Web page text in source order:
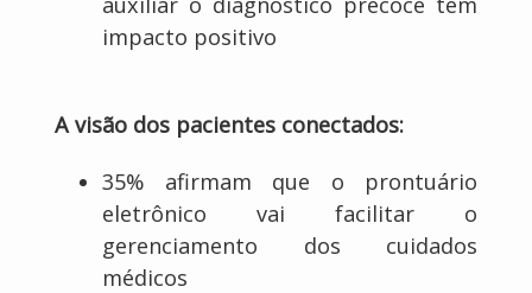
impacto positivo
A visão dos pacientes conectados:
35% afirmam que o prontuário
eletrônico vai facilitar o
gerenciamento dos cuidados
médicos